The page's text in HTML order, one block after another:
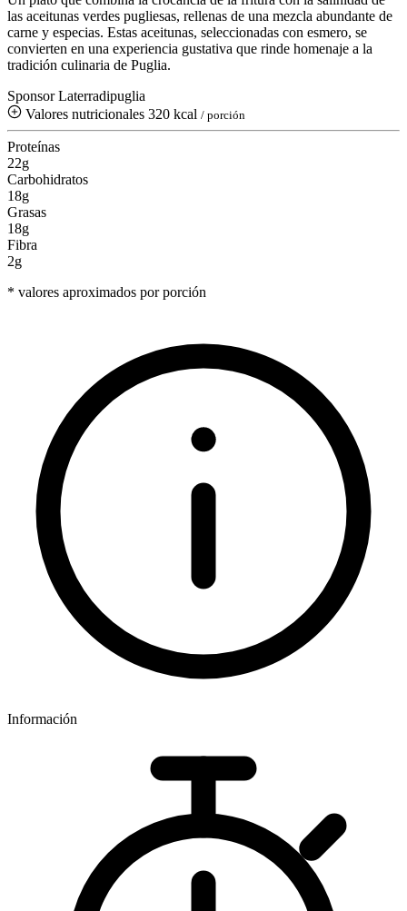
las aceitunas verdes pugliesas, rellenas de una mezcla abundante de
carne y especias. Estas aceitunas, seleccionadas con esmero, se
convierten en una experiencia gustativa que rinde homenaje a la
tradición culinaria de Puglia.
Sponsor Laterradipuglia
Valores nutricionales 320 kcal / porción
Proteínas
22g
Carbohidratos
18g
Grasas
18g
Fibra
2g
* valores aproximados por porción
Información